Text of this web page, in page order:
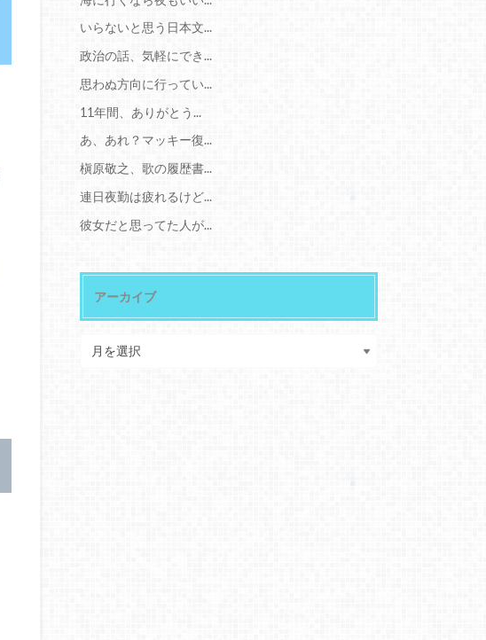
いらないと思う日本文...
政治の話、気軽にでき...
思わぬ方向に行ってい...
11年間、ありがとう...
あ、あれ？マッキー復...
槇原敬之、歌の履歴書...
連日夜勤は疲れるけど...
彼女だと思ってた人が...
アーカイブ